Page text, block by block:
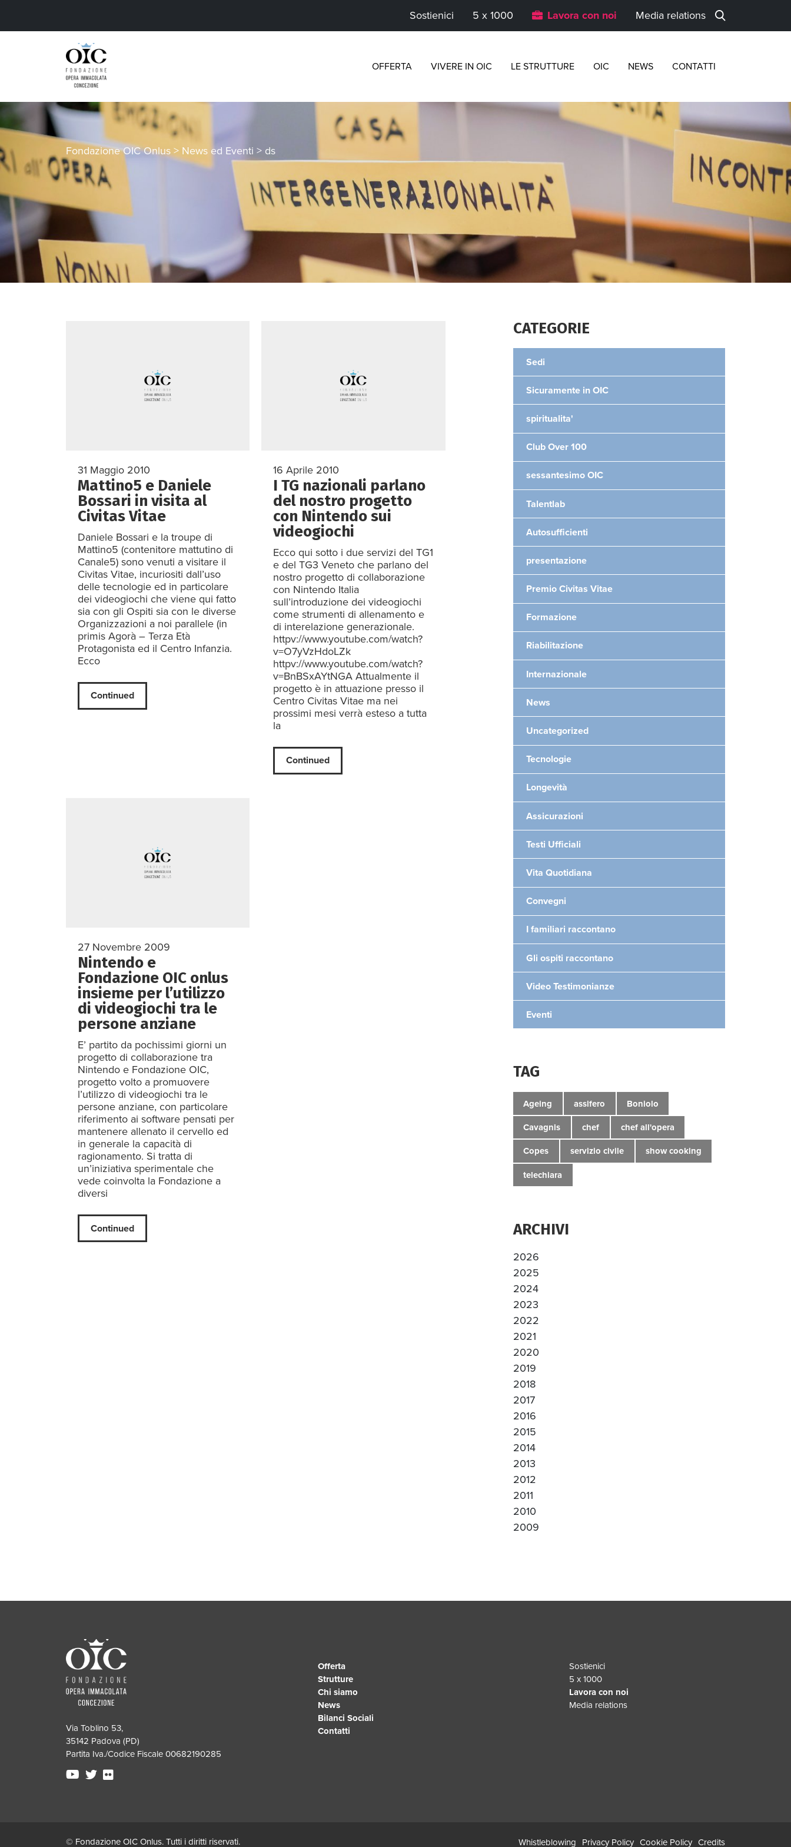
Sostienici 5 x 1000 Lavora con noi Media relations
OFFERTA VIVERE IN OIC LE STRUTTURE OIC NEWS CONTATTI
Fondazione OIC Onlus > News ed Eventi > ds
31 Maggio 2010
Mattino5 e Daniele
Bossari in visita al
Civitas Vitae
Daniele Bossari e la troupe di
Mattino5 (contenitore mattutino di
Canale5) sono venuti a visitare il
Civitas Vitae, incuriositi dall’uso
delle tecnologie ed in particolare
dei videogiochi che viene qui fatto
sia con gli Ospiti sia con le diverse
Organizzazioni a noi parallele (in
primis Agorà – Terza Età
Protagonista ed il Centro Infanzia.
Ecco
Continued
16 Aprile 2010
I TG nazionali parlano
del nostro progetto
con Nintendo sui
videogiochi
Ecco qui sotto i due servizi del TG1
e del TG3 Veneto che parlano del
nostro progetto di collaborazione
con Nintendo Italia
sull’introduzione dei videogiochi
come strumenti di allenamento e
di interelazione generazionale.
httpv://www.youtube.com/watch?
v=O7yVzHdoLZk
httpv://www.youtube.com/watch?
v=BnBSxAYtNGA Attualmente il
progetto è in attuazione presso il
Centro Civitas Vitae ma nei
prossimi mesi verrà esteso a tutta
la
Continued
27 Novembre 2009
Nintendo e
Fondazione OIC onlus
insieme per l’utilizzo
di videogiochi tra le
persone anziane
E’ partito da pochissimi giorni un
progetto di collaborazione tra
Nintendo e Fondazione OIC,
progetto volto a promuovere
l’utilizzo di videogiochi tra le
persone anziane, con particolare
riferimento ai software pensati per
mantenere allenato il cervello ed
in generale la capacità di
ragionamento. Si tratta di
un’iniziativa sperimentale che
vede coinvolta la Fondazione a
diversi
Continued
CATEGORIE
Sedi
Sicuramente in OIC
spiritualita'
Club Over 100
sessantesimo OIC
Talentlab
Autosufficienti
presentazione
Premio Civitas Vitae
Formazione
Riabilitazione
Internazionale
News
Uncategorized
Tecnologie
Longevità
Assicurazioni
Testi Ufficiali
Vita Quotidiana
Convegni
I familiari raccontano
Gli ospiti raccontano
Video Testimonianze
Eventi
TAG
Ageing assifero Boniolo
Cavagnis chef chef all'opera
Copes servizio civile show cooking
telechiara
ARCHIVI
2026
2025
2024
2023
2022
2021
2020
2019
2018
2017
2016
2015
2014
2013
2012
2011
2010
2009
Via Toblino 53,
35142 Padova (PD)
Partita Iva./Codice Fiscale 00682190285
Offerta
Strutture
Chi siamo
News
Bilanci Sociali
Contatti
Sostienici
5 x 1000
Lavora con noi
Media relations
© Fondazione OIC Onlus. Tutti i diritti riservati. Whistleblowing Privacy Policy Cookie Policy Credits